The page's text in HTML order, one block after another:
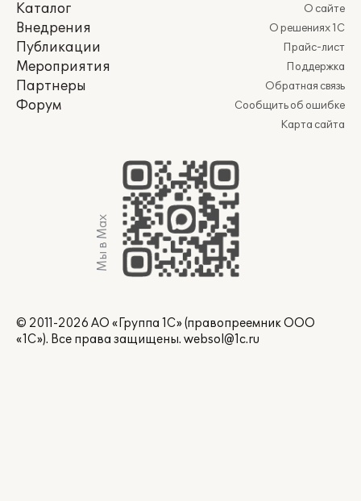
Каталог
Внедрения
Публикации
Мероприятия
Партнеры
Форум
О сайте
О решениях 1С
Прайс-лист
Поддержка
Обратная связь
Сообщить об ошибке
Карта сайта
Мы в Max
© 2011-2026 АО «Группа 1С» (правопреемник ООО
«1С»). Все права защищены. websol@1c.ru